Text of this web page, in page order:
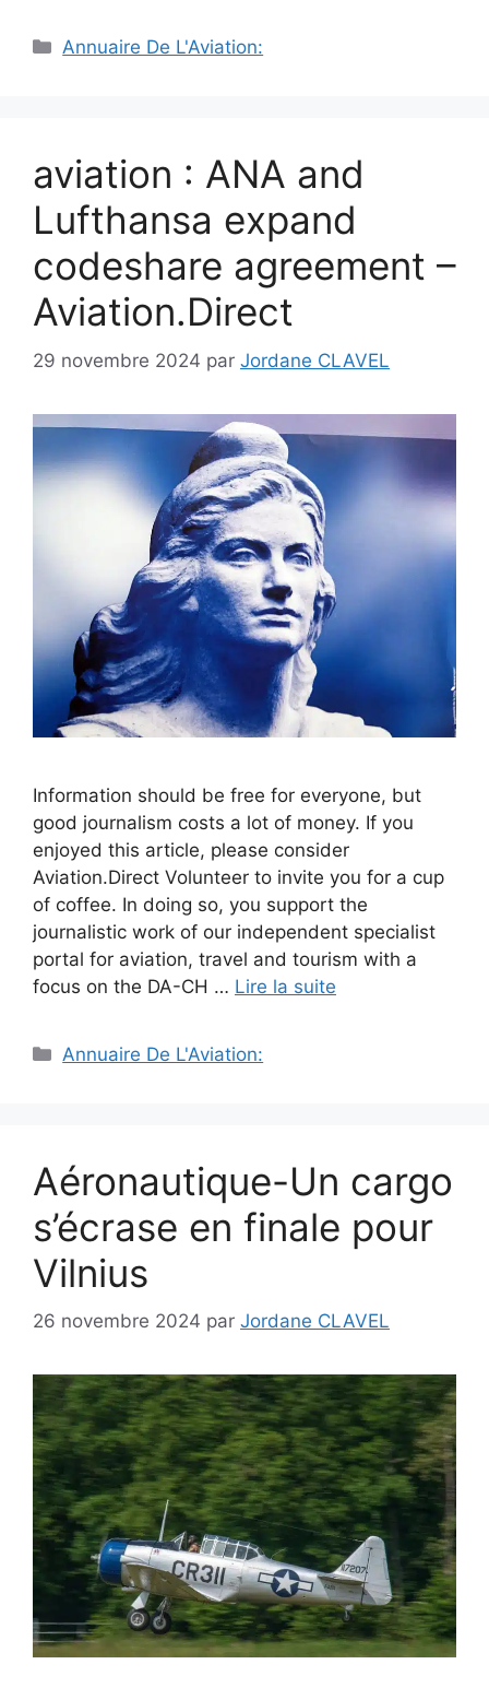
Catégories
Annuaire De L'Aviation:
aviation : ANA and
Lufthansa expand
codeshare agreement –
​​Aviation.Direct
29 novembre 2024 par Jordane CLAVEL
Information should be free for everyone, but
good journalism costs a lot of money. If you
enjoyed this article, please consider
Aviation.Direct Volunteer to invite you for a cup
of coffee. In doing so, you support the
journalistic work of our independent specialist
portal for aviation, travel and tourism with a
focus on the DA-CH … Lire la suite
Catégories
Annuaire De L'Aviation:
Aéronautique-Un cargo
s’écrase en finale pour
Vilnius
26 novembre 2024 par Jordane CLAVEL